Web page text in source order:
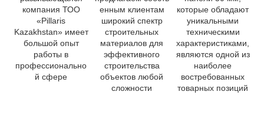
компания ТОО
«Pillaris
Kazakhstan» имеет
большой опыт
работы в
профессионально
й сфере
енным клиентам
широкий спектр
строительных
материалов для
эффективного
строительства
объектов любой
сложности
которые обладают
уникальными
техническими
характеристиками,
являются одной из
наиболее
востребованных
товарных позиций